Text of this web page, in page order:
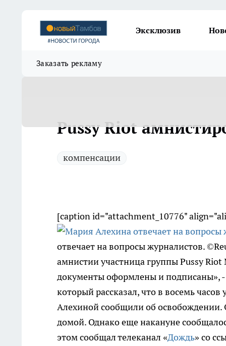
Эксклюзив
Заказать рекламу
Pussy Riot
компенсации
[caption id="attachment_10776"
отвечает на вопросы журналистов.
амнистии участница группы Pussy
документы оформлены и подписаны», -
который рассказал, что в восемь
Алехиной сообщили об освобождении.
домой. Однако еще накануне
этом сообщал телеканал «Дождь» со